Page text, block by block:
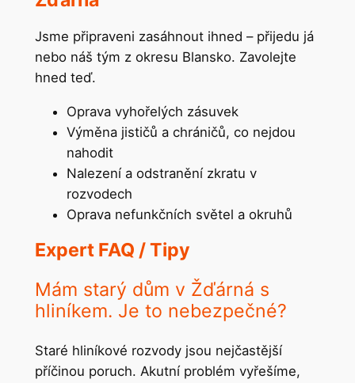
Jsme připraveni zasáhnout ihned – přijedu já
nebo náš tým z okresu Blansko. Zavolejte
hned teď.
Oprava vyhořelých zásuvek
Výměna jističů a chráničů, co nejdou
nahodit
Nalezení a odstranění zkratu v
rozvodech
Oprava nefunkčních světel a okruhů
Expert FAQ / Tipy
Mám starý dům v Žďárná s
hliníkem. Je to nebezpečné?
Staré hliníkové rozvody jsou nejčastější
příčinou poruch. Akutní problém vyřešíme,